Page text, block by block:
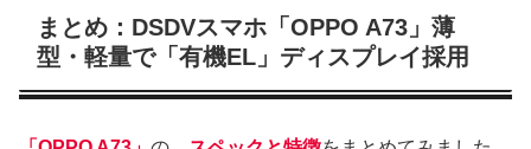
まとめ：DSDVスマホ「OPPO A73」薄
型・軽量で「有機EL」ディスプレイ採用